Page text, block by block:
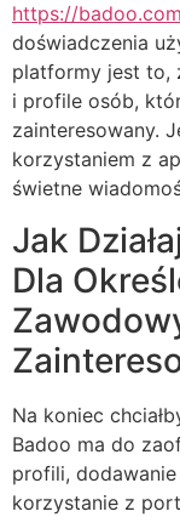
https://
doświadczenia
platformy jest to,
i profile osób,
zainteresowany.
korzystaniem z
świetne
Jak
Dla
Na koniec
Badoo ma do
profili,
korzystanie z